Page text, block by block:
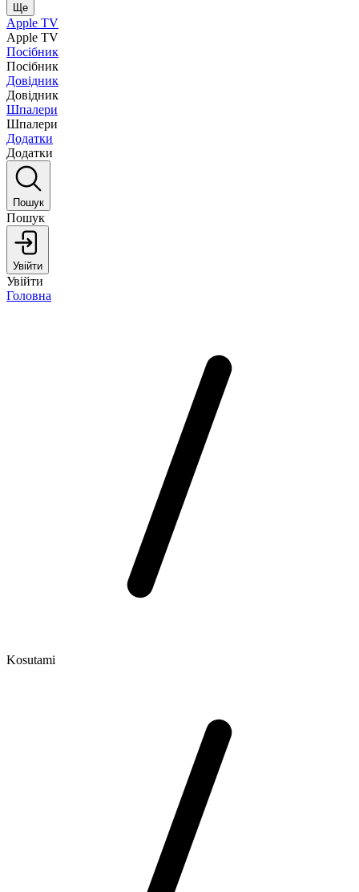
Ще
Apple TV
Apple TV
Посібник
Посібник
Довідник
Довідник
Шпалери
Шпалери
Додатки
Додатки
Пошук
Пошук
Увійти
Увійти
Головна
Kosutami